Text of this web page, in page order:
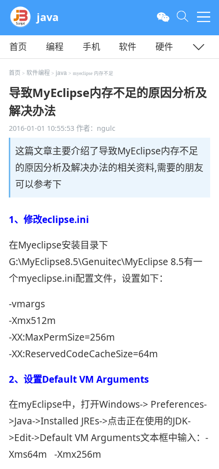
java
首页 编程 手机 软件
硬件
教程
平面 服务器
首页 > 软件编程 > java> myeclipse 内存不足
导致MyEclipse内存不足的原因分析及
解决办法
2016-01-01 10:55:53作者：ngulc
这篇文章主要介绍了导致MyEclipse内存不足
的原因分析及解决办法的相关资料,需要的朋友
可以参考下
1、修改eclipse.ini
在Myeclipse安装目录下
G:\MyEclipse8.5\Genuitec\MyEclipse 8.5有一
个myeclipse.ini配置文件，设置如下：
-vmargs
-Xmx512m
-XX:MaxPermSize=256m
-XX:ReservedCodeCacheSize=64m
2、设置Default VM Arguments
在myEclipse中，打开Windows-> Preferences-
>Java->Installed JREs->点击正在使用的JDK-
>Edit->Default VM Arguments文本框中输入：-
Xms64m -Xmx256m